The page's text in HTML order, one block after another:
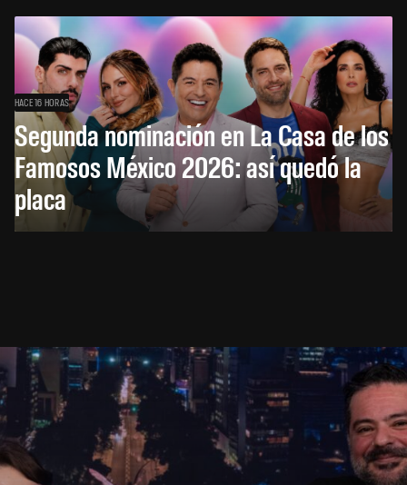
HACE 16 HORAS
Segunda nominación en La Casa de los
Famosos México 2026: así quedó la
placa